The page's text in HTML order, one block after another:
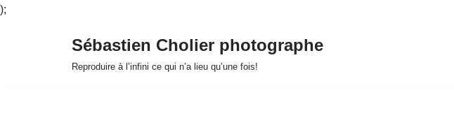
);
Sébastien Cholier photographe
Reproduire à l’infini ce qui n’a lieu qu’une fois!